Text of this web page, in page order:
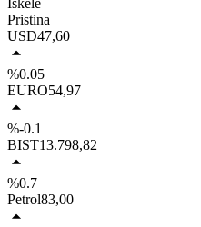
İskele
Pristina
USD47,60
%0.05
EURO54,97
%-0.1
BIST13.798,82
%0.7
Petrol83,00